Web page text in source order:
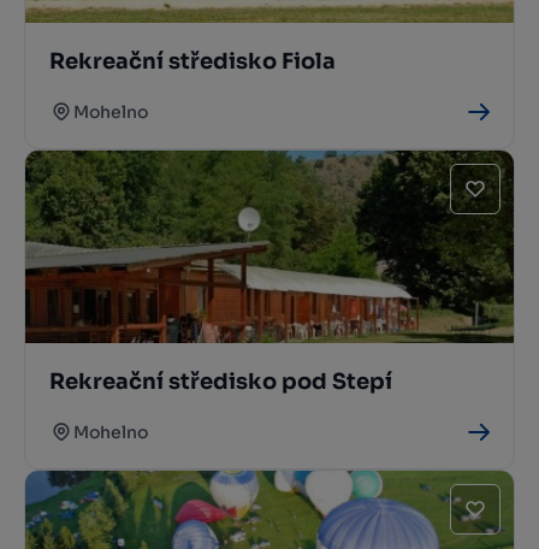
Rekreační středisko Fiola
Mohelno
Rekreační středisko pod Stepí
Mohelno